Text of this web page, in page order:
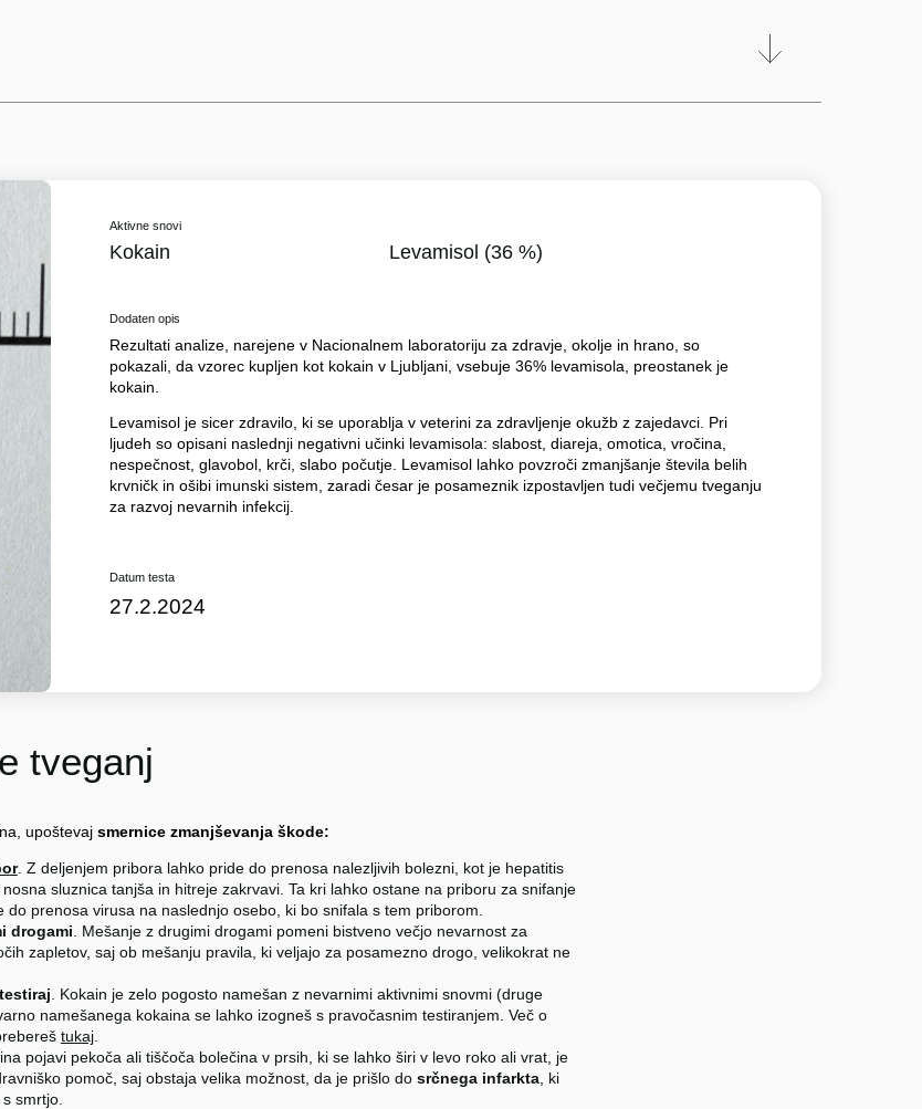
Aktivne snovi
Kokain Levamisol (36 %)
Dodaten opis
Rezultati analize, narejene v Nacionalnem laboratoriju za zdravje, okolje in hrano, so
pokazali, da vzorec kupljen kot kokain v Ljubljani, vsebuje 36% levamisola, preostanek je
kokain.
Levamisol je sicer zdravilo, ki se uporablja v veterini za zdravljenje okužb z zajedavci. Pri
ljudeh so opisani naslednji negativni učinki levamisola: slabost, diareja, omotica, vročina,
nespečnost, glavobol, krči, slabo počutje. Levamisol lahko povzroči zmanjšanje števila belih
krvničk in ošibi imunski sistem, zaradi česar je posameznik izpostavljen tudi večjemu tveganju
za razvoj nevarnih infekcij.
Datum testa
27.2.2024
tveganj
upoštevajsmernice zmanjševanja škode:
. Z deljenjem pribora lahko pride do prenosa nalezljivih bolezni, kot je hepatitis
sluznica tanjša in hitreje zakrvavi. Ta kri lahko ostane na priboru za snifanje
do prenosa virusa na naslednjo osebo, ki bo snifala s tem priborom.
drogami . Mešanje z drugimi drogami pomeni bistveno večjo nevarnost za
zapletov, saj ob mešanju pravila, ki veljajo za posamezno drogo, velikokrat ne
. Kokain je zelo pogosto namešan z nevarnimi aktivnimi snovmi (druge
namešanega kokaina se lahko izogneš s pravočasnim testiranjem. Več o
tukaj.
pojavi pekoča ali tiščoča bolečina v prsih, ki se lahko širi v levo roko ali vrat, je
pomoč, saj obstaja velika možnost, da je prišlo do srčnega infarkta, ki
smrtjo.